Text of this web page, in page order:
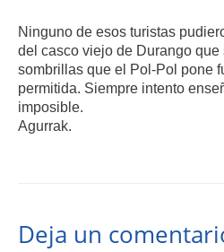
Ninguno de esos turistas
del casco viejo de Durango
sombrillas que el Pol-Pol pone
permitida. Siempre intento
imposible.
Agurrak.
Deja un